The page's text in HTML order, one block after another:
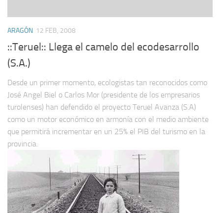
ARAGÓN 12 FEB, 2008
::Teruel:: Llega el camelo del ecodesarrollo
(S.A.)
Desde un primer momento, ecologistas tan reconocidos como
José Angel Biel o Carlos Mor (presidente de los empresarios
turolenses) han defendido el proyecto Teruel Avanza (S.A)
como un motor económico en armonía con el medio ambiente
que permitirá incrementar en un 25% el PIB del turismo en la
provincia.